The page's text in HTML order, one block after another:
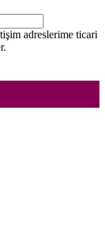
adreslerime ticari